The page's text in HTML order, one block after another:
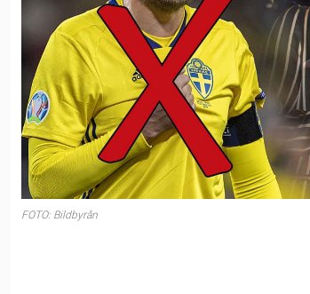
FOTO: Bildbyrån